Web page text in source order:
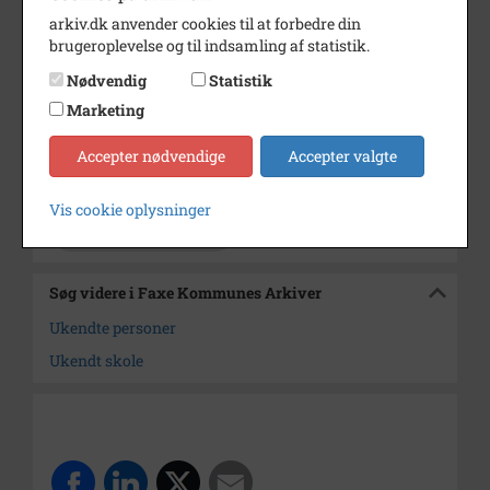
Fotograf
Ukendt
Type
Enhed
Haslev Sogn (1000-2050)
Arkiv
Faxe Kommunes Arkiver
Søg videre i Faxe Kommunes Arkiver
Ukendte personer
Ukendt skole
arkiv.dk anvender cookies til at forbedre din
brugeroplevelse og til indsamling af statistik.
Nødvendig
Statistik
Marketing
Accepter nødvendige Accepter valgte
Vis cookie oplysninger